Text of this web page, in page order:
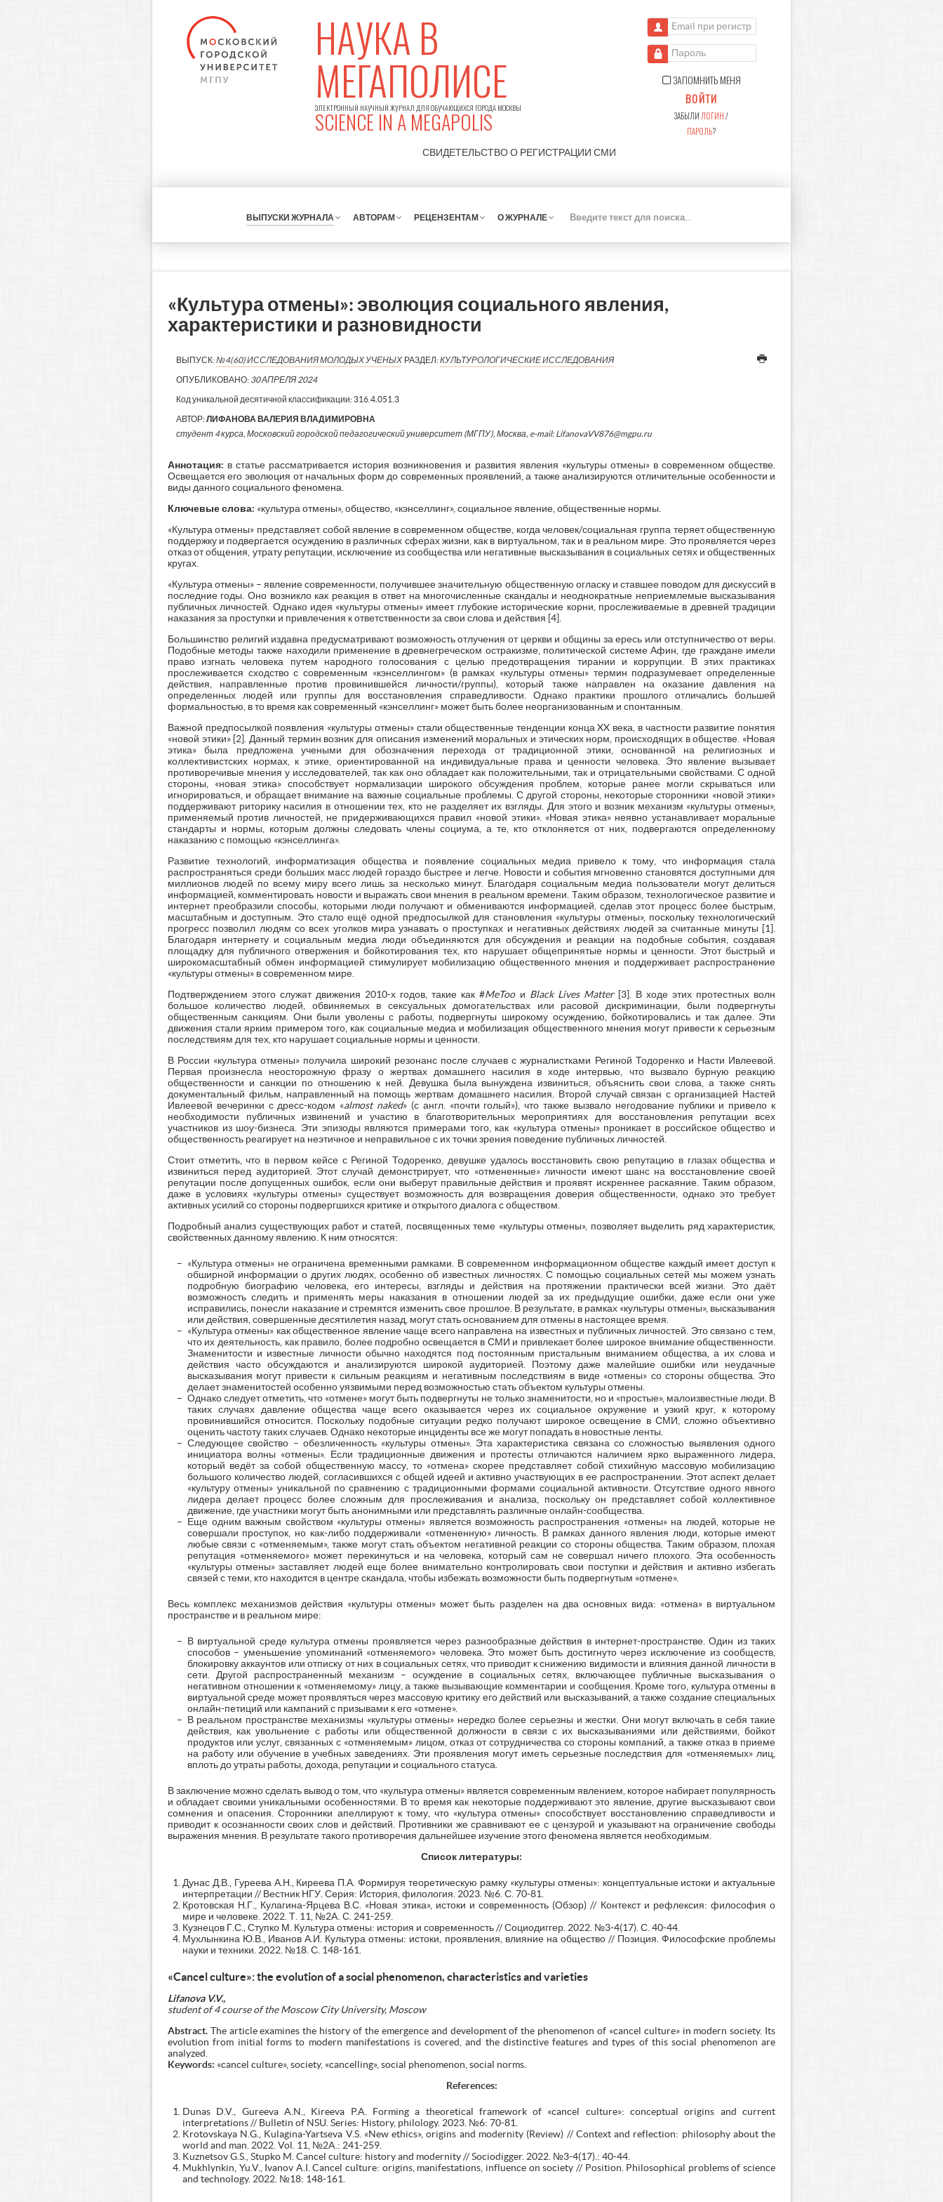
НАУКА В
МЕГАПОЛИСЕ
ЭЛЕКТРОННЫЙ НАУЧНЫЙ ЖУРНАЛ ДЛЯ ОБУЧАЮЩИХСЯ ГОРОДА МОСКВЫ
SCIENCE IN A MEGAPOLIS
СВИДЕТЕЛЬСТВО О РЕГИСТРАЦИИ СМИ
Email при регистрации
Пароль
ЗАПОМНИТЬ МЕНЯ
ВОЙТИ
ЗАБЫЛИ ЛОГИН/
ПАРОЛЬ?
ВЫПУСКИ ЖУРНАЛА АВТОРАМ РЕЦЕНЗЕНТАМ О ЖУРНАЛЕ
К
«Культура отмены»: эволюция социального явления,
характеристики и разновидности
ВЫПУСК:№4(60) ИССЛЕДОВАНИЯ МОЛОДЫХ УЧЕНЫХ РАЗДЕЛ:КУЛЬТУРОЛОГИЧЕСКИЕ ИССЛЕДОВАНИЯ
ОПУБЛИКОВАНО: 30 АПРЕЛЯ 2024
Код уникальной десятичной классификации: 316.4.051.3
АВТОР:ЛИФАНОВА ВАЛЕРИЯ ВЛАДИМИРОВНА
студент 4 курса, Московский городской педагогический университет (МГПУ), Москва, e-mail: LifanovaVV876@mgpu.ru
Аннотация: в статье рассматривается история возникновения и развития явления «культуры отмены» в современном обществе.
Освещается его эволюция от начальных форм до современных проявлений, а также анализируются отличительные особенности и
виды данного социального феномена.
Ключевые слова: «культура отмены», общество, «кэнселлинг», социальное явление, общественные нормы.
«Культура отмены» представляет собой явление в современном обществе, когда человек/социальная группа теряет общественную
поддержку и подвергается осуждению в различных сферах жизни, как в виртуальном, так и в реальном мире. Это проявляется через
отказ от общения, утрату репутации, исключение из сообщества или негативные высказывания в социальных сетях и общественных
кругах.
«Культура отмены» – явление современности, получившее значительную общественную огласку и ставшее поводом для дискуссий в
последние годы. Оно возникло как реакция в ответ на многочисленные скандалы и неоднократные неприемлемые высказывания
публичных личностей. Однако идея «культуры отмены» имеет глубокие исторические корни, прослеживаемые в древней традиции
наказания за проступки и привлечения к ответственности за свои слова и действия [4].
Большинство религий издавна предусматривают возможность отлучения от церкви и общины за ересь или отступничество от веры.
Подобные методы также находили применение в древнегреческом остракизме, политической системе Афин, где граждане имели
право изгнать человека путем народного голосования с целью предотвращения тирании и коррупции. В этих практиках
прослеживается сходство с современным «кэнселлингом» (в рамках «культуры отмены» термин подразумевает определенные
действия, направленные против провинившейся личности/группы), который также направлен на оказание давления на
определенных людей или группы для восстановления справедливости. Однако практики прошлого отличались большей
формальностью, в то время как современный «кэнселлинг» может быть более неорганизованным и спонтанным.
Важной предпосылкой появления «культуры отмены» стали общественные тенденции конца XX века, в частности развитие понятия
«новой этики» [2]. Данный термин возник для описания изменений моральных и этических норм, происходящих в обществе. «Новая
этика» была предложена учеными для обозначения перехода от традиционной этики, основанной на религиозных и
коллективистских нормах, к этике, ориентированной на индивидуальные права и ценности человека. Это явление вызывает
противоречивые мнения у исследователей, так как оно обладает как положительными, так и отрицательными свойствами. С одной
стороны, «новая этика» способствует нормализации широкого обсуждения проблем, которые ранее могли скрываться или
игнорироваться, и обращает внимание на важные социальные проблемы. С другой стороны, некоторые сторонники «новой этики»
поддерживают риторику насилия в отношении тех, кто не разделяет их взгляды. Для этого и возник механизм «культуры отмены»,
применяемый против личностей, не придерживающихся правил «новой этики». «Новая этика» неявно устанавливает моральные
стандарты и нормы, которым должны следовать члены социума, а те, кто отклоняется от них, подвергаются определенному
наказанию с помощью «кэнселлинга».
Развитие технологий, информатизация общества и появление социальных медиа привело к тому, что информация стала
распространяться среди больших масс людей гораздо быстрее и легче. Новости и события мгновенно становятся доступными для
миллионов людей по всему миру всего лишь за несколько минут. Благодаря социальным медиа пользователи могут делиться
информацией, комментировать новости и выражать свои мнения в реальном времени. Таким образом, технологическое развитие и
интернет преобразили способы, которыми люди получают и обмениваются информацией, сделав этот процесс более быстрым,
масштабным и доступным. Это стало ещё одной предпосылкой для становления «культуры отмены», поскольку технологический
прогресс позволил людям со всех уголков мира узнавать о проступках и негативных действиях людей за считанные минуты [1].
Благодаря интернету и социальным медиа люди объединяются для обсуждения и реакции на подобные события, создавая
площадку для публичного отвержения и бойкотирования тех, кто нарушает общепринятые нормы и ценности. Этот быстрый и
широкомасштабный обмен информацией стимулирует мобилизацию общественного мнения и поддерживает распространение
«культуры отмены» в современном мире.
Подтверждением этого служат движения 2010-х годов, такие как #MeTooи Black Lives Matter[3]. В ходе этих протестных волн
большое количество людей, обвиняемых в сексуальных домогательствах или расовой дискриминации, были подвергнуты
общественным санкциям. Они были уволены с работы, подвергнуты широкому осуждению, бойкотировались и так далее. Эти
движения стали ярким примером того, как социальные медиа и мобилизация общественного мнения могут привести к серьезным
последствиям для тех, кто нарушает социальные нормы и ценности.
В России «культура отмены» получила широкий резонанс после случаев с журналистками Региной Тодоренко и Насти Ивлеевой.
Первая произнесла неосторожную фразу о жертвах домашнего насилия в ходе интервью, что вызвало бурную реакцию
общественности и санкции по отношению к ней. Девушка была вынуждена извиниться, объяснить свои слова, а также снять
документальный фильм, направленный на помощь жертвам домашнего насилия. Второй случай связан с организацией Настей
Ивлеевой вечеринки с дресс-кодом «almost naked» (с англ. «почти голый»), что также вызвало негодование публики и привело к
необходимости публичных извинений и участию в благотворительных мероприятиях для восстановления репутации всех
участников из шоу-бизнеса. Эти эпизоды являются примерами того, как «культура отмены» проникает в российское общество и
общественность реагирует на неэтичное и неправильное с их точки зрения поведение публичных личностей.
Стоит отметить, что в первом кейсе с Региной Тодоренко, девушке удалось восстановить свою репутацию в глазах общества и
извиниться перед аудиторией. Этот случай демонстрирует, что «отмененные» личности имеют шанс на восстановление своей
репутации после допущенных ошибок, если они выберут правильные действия и проявят искреннее раскаяние. Таким образом,
даже в условиях «культуры отмены» существует возможность для возвращения доверия общественности, однако это требует
активных усилий со стороны подвергшихся критике и открытого диалога с обществом.
Подробный анализ существующих работ и статей, посвященных теме «культуры отмены», позволяет выделить ряд характеристик,
свойственных данному явлению. К ним относятся:
«Культура отмены» не ограничена временными рамками. В современном информационном обществе каждый имеет доступ к
обширной информации о других людях, особенно об известных личностях. С помощью социальных сетей мы можем узнать
подробную биографию человека, его интересы, взгляды и действия на протяжении практически всей жизни. Это даёт
возможность следить и применять меры наказания в отношении людей за их предыдущие ошибки, даже если они уже
исправились, понесли наказание и стремятся изменить свое прошлое. В результате, в рамках «культуры отмены», высказывания
или действия, совершенные десятилетия назад, могут стать основанием для отмены в настоящее время.
«Культура отмены» как общественное явление чаще всего направлена на известных и публичных личностей. Это связано с тем,
что их деятельность, как правило, более подробно освещается в СМИ и привлекает более широкое внимание общественности.
Знаменитости и известные личности обычно находятся под постоянным пристальным вниманием общества, а их слова и
действия часто обсуждаются и анализируются широкой аудиторией. Поэтому даже малейшие ошибки или неудачные
высказывания могут привести к сильным реакциям и негативным последствиям в виде «отмены» со стороны общества. Это
делает знаменитостей особенно уязвимыми перед возможностью стать объектом культуры отмены.
Однако следует отметить, что «отмене» могут быть подвергнуты не только знаменитости, но и «простые», малоизвестные люди. В
таких случаях давление общества чаще всего оказывается через их социальное окружение и узкий круг, к которому
провинившийся относится. Поскольку подобные ситуации редко получают широкое освещение в СМИ, сложно объективно
оценить частоту таких случаев. Однако некоторые инциденты все же могут попадать в новостные ленты.
Следующее свойство – обезличенность «культуры отмены». Эта характеристика связана со сложностью выявления одного
инициатора волны «отмены». Если традиционные движения и протесты отличаются наличием ярко выраженного лидера,
который ведёт за собой общественную массу, то «отмена» скорее представляет собой стихийную массовую мобилизацию
большого количество людей, согласившихся с общей идеей и активно участвующих в ее распространении. Этот аспект делает
«культуру отмены» уникальной по сравнению с традиционными формами социальной активности. Отсутствие одного явного
лидера делает процесс более сложным для прослеживания и анализа, поскольку он представляет собой коллективное
движение, где участники могут быть анонимными или представлять различные онлайн-сообщества.
Еще одним важным свойством «культуры отмены» является возможность распространения «отмены» на людей, которые не
совершали проступок, но как-либо поддерживали «отмененную» личность. В рамках данного явления люди, которые имеют
любые связи с «отменяемым», также могут стать объектом негативной реакции со стороны общества. Таким образом, плохая
репутация «отменяемого» может перекинуться и на человека, который сам не совершал ничего плохого. Эта особенность
«культуры отмены» заставляет людей еще более внимательно контролировать свои поступки и действия и активно избегать
связей с теми, кто находится в центре скандала, чтобы избежать возможности быть подвергнутым «отмене».
Весь комплекс механизмов действия «культуры отмены» может быть разделен на два основных вида: «отмена» в виртуальном
пространстве и в реальном мире:
В виртуальной среде культура отмены проявляется через разнообразные действия в интернет-пространстве. Один из таких
способов – уменьшение упоминаний «отменяемого» человека. Это может быть достигнуто через исключение из сообществ,
блокировку аккаунтов или отписку от них в социальных сетях, что приводит к снижению видимости и влияния данной личности в
сети. Другой распространенный механизм – осуждение в социальных сетях, включающее публичные высказывания о
негативном отношении к «отменяемому» лицу, а также вызывающие комментарии и сообщения. Кроме того, культура отмены в
виртуальной среде может проявляться через массовую критику его действий или высказываний, а также создание специальных
онлайн-петиций или кампаний с призывами к его «отмене».
В реальном пространстве механизмы «культуры отмены» нередко более серьезны и жестки. Они могут включать в себя такие
действия, как увольнение с работы или общественной должности в связи с их высказываниями или действиями, бойкот
продуктов или услуг, связанных с «отменяемым» лицом, отказ от сотрудничества со стороны компаний, а также отказ в приеме
на работу или обучение в учебных заведениях. Эти проявления могут иметь серьезные последствия для «отменяемых» лиц,
вплоть до утраты работы, дохода, репутации и социального статуса.
В заключение можно сделать вывод о том, что «культура отмены» является современным явлением, которое набирает популярность
и обладает своими уникальными особенностями. В то время как некоторые поддерживают это явление, другие высказывают свои
сомнения и опасения. Сторонники апеллируют к тому, что «культура отмены» способствует восстановлению справедливости и
приводит к осознанности своих слов и действий. Противники же сравнивают ее с цензурой и указывают на ограничение свободы
выражения мнения. В результате такого противоречия дальнейшее изучение этого феномена является необходимым.
Список литературы:
Дунас Д.В., Гуреева А.Н., Киреева П.А. Формируя теоретическую рамку «культуры отмены»: концептуальные истоки и актуальные
интерпретации // Вестник НГУ. Серия: История, филология. 2023. №6. С. 70-81.
Кротовская Н.Г., Кулагина-Ярцева В.С. «Новая этика», истоки и современность (Обзор) // Контекст и рефлексия: философия о
мире и человеке. 2022. Т. 11, №2A. С. 241-259.
Кузнецов Г.С., Ступко М. Культура отмены: история и современность // Социодиггер. 2022. №3-4(17). С. 40-44.
Мухлынкина Ю.В., Иванов А.И. Культура отмены: истоки, проявления, влияние на общество // Позиция. Философские проблемы
науки и техники. 2022. №18. С. 148-161.
«Cancel culture»: the evolution of a social phenomenon, characteristics and varieties
Lifanova V.V.,
student of 4 course of the Moscow City University, Moscow
Abstract.The article examines the history of the emergence and development of the phenomenon of «cancel culture» in modern society. Its
evolution from initial forms to modern manifestations is covered, and the distinctive features and types of this social phenomenon are
analyzed.
Keywords: «cancel culture», society, «cancelling», social phenomenon, social norms.
References:
Dunas D.V., Gureeva A.N., Kireeva P.A. Forming a theoretical framework of «cancel culture»: conceptual origins and current
interpretations // Bulletin of NSU. Series: History, philology. 2023. №6: 70-81.
Krotovskaya N.G., Kulagina-Yartseva V.S. «New ethics», origins and modernity (Review) // Context and reflection: philosophy about the
world and man. 2022. Vol. 11, №2A.: 241-259.
Kuznetsov G.S., Stupko M. Cancel culture: history and modernity // Sociodigger. 2022. №3-4(17).: 40-44.
Mukhlynkin, Yu.V., Ivanov A.I. Cancel culture: origins, manifestations, influence on society // Position. Philosophical problems of science
and technology. 2022. №18: 148-161.